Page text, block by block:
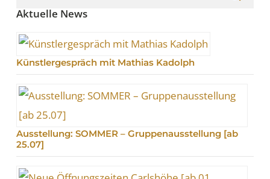
Aktuelle News
Künstlergespräch mit Mathias Kadolph
Ausstellung: SOMMER – Gruppenausstellung [ab
25.07]